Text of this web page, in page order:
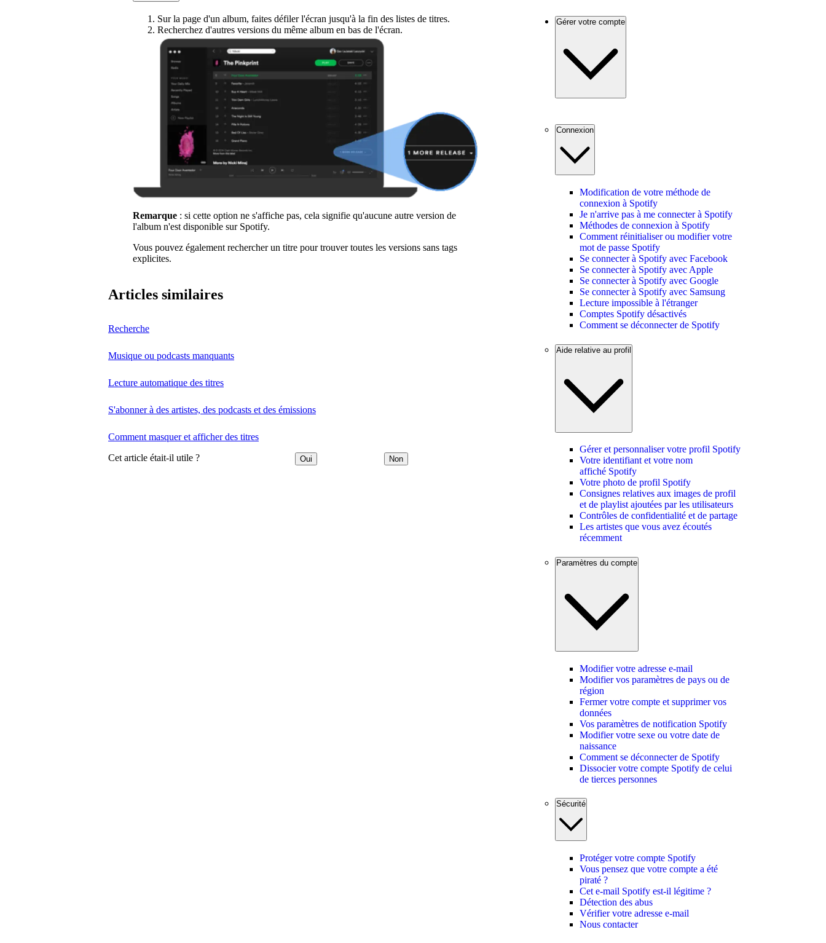
Sur la page d'un album, faites défiler l'écran jusqu'à la fin des listes de titres.
Recherchez d'autres versions du même album en bas de l'écran.
Remarque : si cette option ne s'affiche pas, cela signifie qu'aucune autre version de
l'album n'est disponible sur Spotify.
Vous pouvez également rechercher un titre pour trouver toutes les versions sans tags
explicites.
Articles similaires
Recherche
Musique ou podcasts manquants
Lecture automatique des titres
S'abonner à des artistes, des podcasts et des émissions
Comment masquer et afficher des titres
Cet article était-il utile ? Oui Non
Gérer votre compte
Connexion
Modification de votre méthode de
connexion à Spotify
Je n'arrive pas à me connecter à Spotify
Méthodes de connexion à Spotify
Comment réinitialiser ou modifier votre
mot de passe Spotify
Se connecter à Spotify avec Facebook
Se connecter à Spotify avec Apple
Se connecter à Spotify avec Google
Se connecter à Spotify avec Samsung
Lecture impossible à l'étranger
Comptes Spotify désactivés
Comment se déconnecter de Spotify
Aide relative au profil
Gérer et personnaliser votre profil Spotify
Votre identifiant et votre nom
affiché Spotify
Votre photo de profil Spotify
Consignes relatives aux images de profil
et de playlist ajoutées par les utilisateurs
Contrôles de confidentialité et de partage
Les artistes que vous avez écoutés
récemment
Paramètres du compte
Modifier votre adresse e-mail
Modifier vos paramètres de pays ou de
région
Fermer votre compte et supprimer vos
données
Vos paramètres de notification Spotify
Modifier votre sexe ou votre date de
naissance
Comment se déconnecter de Spotify
Dissocier votre compte Spotify de celui
de tierces personnes
Sécurité
Protéger votre compte Spotify
Vous pensez que votre compte a été
piraté ?
Cet e-mail Spotify est-il légitime ?
Détection des abus
Vérifier votre adresse e-mail
Nous contacter